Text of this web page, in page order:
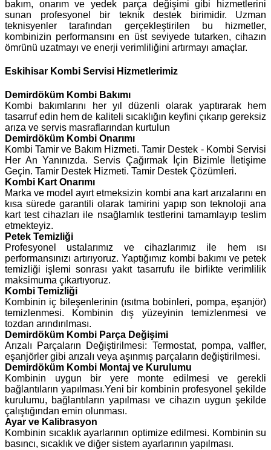
bakım, onarım ve yedek parça değişimi gibi hizmetlerini
sunan profesyonel bir teknik destek birimidir. Uzman
teknisyenler tarafından gerçekleştirilen bu hizmetler,
kombinizin performansını en üst seviyede tutarken, cihazın
ömrünü uzatmayı ve enerji verimliliğini artırmayı amaçlar.
Eskihisar Kombi Servisi Hizmetlerimiz
Demirdöküm Kombi Bakımı
Kombi bakımlarını her yıl düzenli olarak yaptırarak hem
tasarruf edin hem de kaliteli sıcaklığın keyfini çıkarıp gereksiz
arıza ve servis masraflarından kurtulun
Demirdöküm Kombi Onarımı
Kombi Tamir ve Bakım Hizmeti. Tamir Destek - Kombi Servisi
Her An Yanınızda. Servis Çağırmak İçin Bizimle İletişime
Geçin. Tamir Destek Hizmeti. Tamir Destek Çözümleri.
Kombi Kart Onarımı
Marka ve model ayırt etmeksizin kombi ana kart arızalarını en
kısa sürede garantili olarak tamirini yapıp son teknoloji ana
kart test cihazları ile nsağlamlık testlerini tamamlayıp teslim
etmekteyiz.
Petek Temizliği
Profesyonel ustalarımız ve cihazlarımız ile hem ısı
performansınızı artırıyoruz. Yaptığımız kombi bakımı ve petek
temizliği işlemi sonrası yakıt tasarrufu ile birlikte verimlilik
maksimuma çıkartıyoruz.
Kombi Temizliği
Kombinin iç bileşenlerinin (ısıtma bobinleri, pompa, eşanjör)
temizlenmesi. Kombinin dış yüzeyinin temizlenmesi ve
tozdan arındırılması.
Demirdöküm Kombi Parça Değişimi
Arızalı Parçaların Değiştirilmesi: Termostat, pompa, valfler,
eşanjörler gibi arızalı veya aşınmış parçaların değiştirilmesi.
Demirdöküm Kombi Montaj ve Kurulumu
Kombinin uygun bir yere monte edilmesi ve gerekli
bağlantıların yapılması.Yeni bir kombinin profesyonel şekilde
kurulumu, bağlantıların yapılması ve cihazın uygun şekilde
çalıştığından emin olunması.
Ayar ve Kalibrasyon
Kombinin sıcaklık ayarlarının optimize edilmesi. Kombinin su
basıncı, sıcaklık ve diğer sistem ayarlarının yapılması.